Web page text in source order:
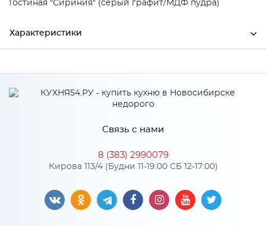
Гостиная "Сириния" (серый графит/МДФ пудра)
Характеристики
Высота 400
Графит серый/Пудра
Связь с нами
8 (383) 2990079
Кирова 113/4 (Будни 11-19:00 СБ 12-17:00)